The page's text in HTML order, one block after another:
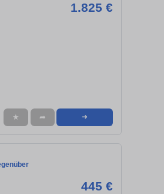
1.825 €
★ ➦ ➜
445 €